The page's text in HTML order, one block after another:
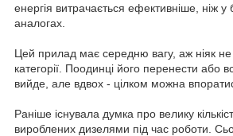
енергія витрачається ефективніше, ніж у
аналогах.
Цей прилад має середню вагу, аж ніяк не
категорії. Поодинці його перенести або
вийде, але вдвох - цілком можна
Раніше існувала думка про велику
вироблених дизелями під час роботи.